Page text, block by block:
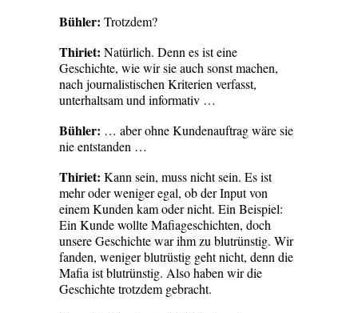
Bühler: Trotzdem?
Thiriet: Natürlich. Denn es ist eine
Geschichte, wie wir sie auch sonst machen,
nach journalistischen Kriterien verfasst,
unterhaltsam und informativ …
Bühler: … aber ohne Kundenauftrag wäre sie
nie entstanden …
Thiriet: Kann sein, muss nicht sein. Es ist
mehr oder weniger egal, ob der Input von
einem Kunden kam oder nicht. Ein Beispiel:
Ein Kunde wollte Mafiageschichten, doch
unsere Geschichte war ihm zu blutrünstig. Wir
fanden, weniger blutrüstig geht nicht, denn die
Mafia ist blutrünstig. Also haben wir die
Geschichte trotzdem gebracht.